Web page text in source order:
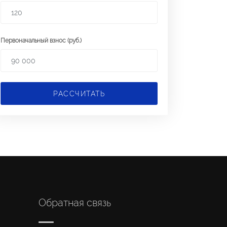
Первоначальный взнос (руб.)
РАССЧИТАТЬ
Обратная связь